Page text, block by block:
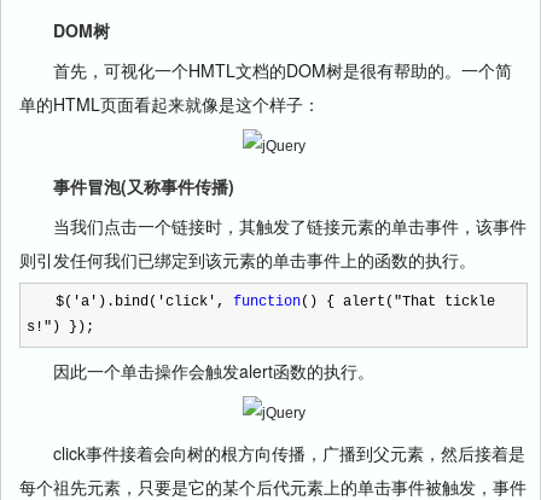
DOM树
首先，可视化一个HMTL文档的DOM树是很有帮助的。一个简
单的HTML页面看起来就像是这个样子：
事件冒泡(又称事件传播)
当我们点击一个链接时，其触发了链接元素的单击事件，该事件
则引发任何我们已绑定到该元素的单击事件上的函数的执行。
$( 'a ' ).bind( 'click ' , function() { alert( "That tickle
s! " ) });
因此一个单击操作会触发alert函数的执行。
click事件接着会向树的根方向传播，广播到父元素，然后接着是
每个祖先元素，只要是它的某个后代元素上的单击事件被触发，事件